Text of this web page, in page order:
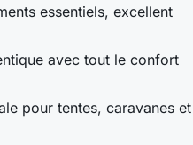
essentiels, excellent
avec tout le confort
pour tentes, caravanes et